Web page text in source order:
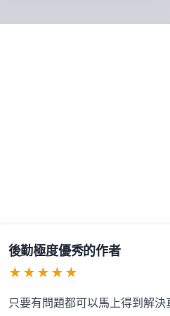
必須得推
★★★★★
玩具人的福音 讓玩具變成圖書館